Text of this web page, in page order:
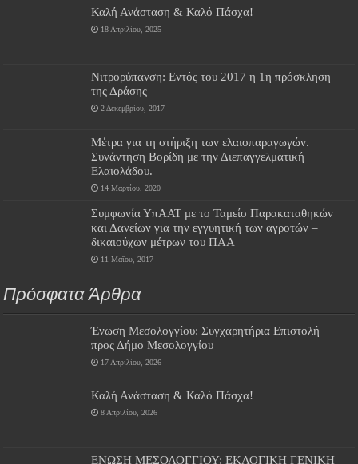
Καλή Ανάσταση & Καλό Πάσχα!
18 Απριλίου, 2025
Νιτρορύπανση: Εντός του 2017 η 1η πρόσκληση
της Δράσης
2 Δεκεμβρίου, 2017
Μέτρα για τη στήριξη των ελαιοπαραγωγών.
Συνάντηση Βορίδη με την Διεπαγγελματική
Ελαιολάδου.
14 Μαρτίου, 2020
Συμφωνία ΥπΑΑΤ με το Ταμείο Παρακαταθηκών
και Δανείων για την εγγυητική των αγροτών –
δικαιούχων μέτρων του ΠΑΑ
11 Μαΐου, 2017
Πρόσφατα Άρθρα
Ένωση Μεσολογγίου: Συγχαρητήρια Επιστολή
προς Δήμο Μεσολογγίου
17 Απριλίου, 2026
Καλή Ανάσταση & Καλό Πάσχα!
8 Απριλίου, 2026
ΕΝΩΣΗ ΜΕΣΟΛΟΓΓΙΟΥ: ΕΚΛΟΓΙΚΗ ΓΕΝΙΚΗ